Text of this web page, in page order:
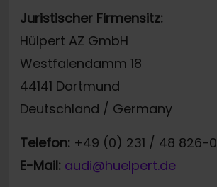
Juristischer Firmensitz:
Hülpert AZ GmbH
Westfalendamm 18
44141 Dortmund
Deutschland / Germany
Telefon: +49 (0) 231 / 48 826-0
E-Mail: audi@huelpert.de